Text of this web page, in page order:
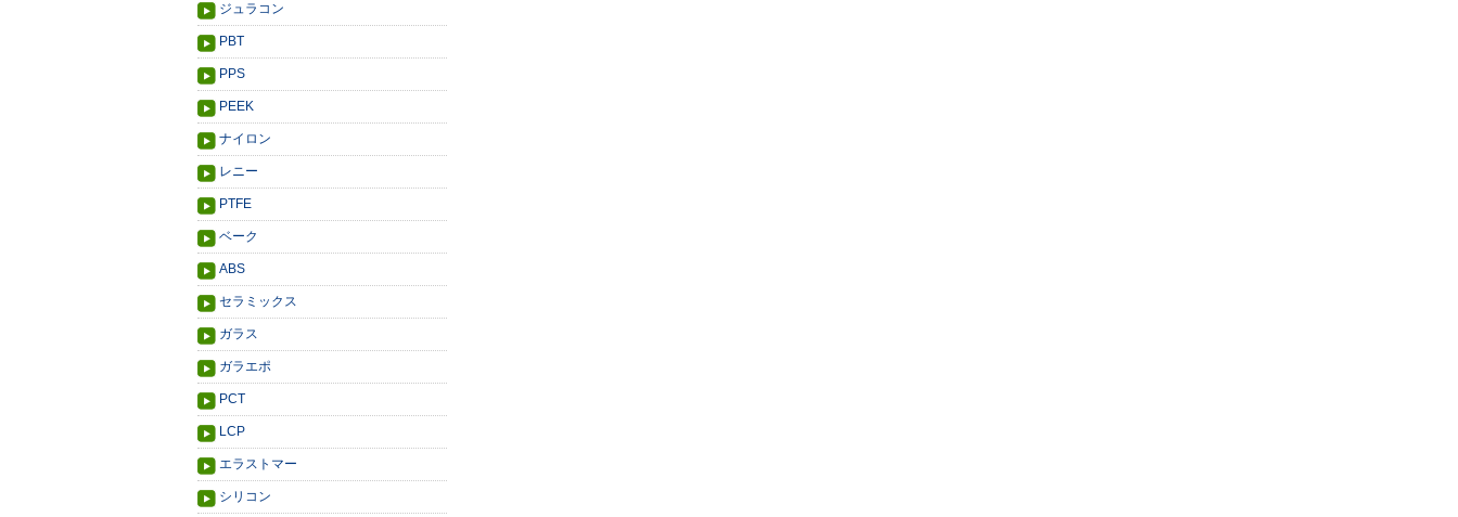
ジュラコン
PBT
PPS
PEEK
ナイロン
レニー
PTFE
ベーク
ABS
セラミックス
ガラス
ガラエポ
PCT
LCP
エラストマー
シリコン